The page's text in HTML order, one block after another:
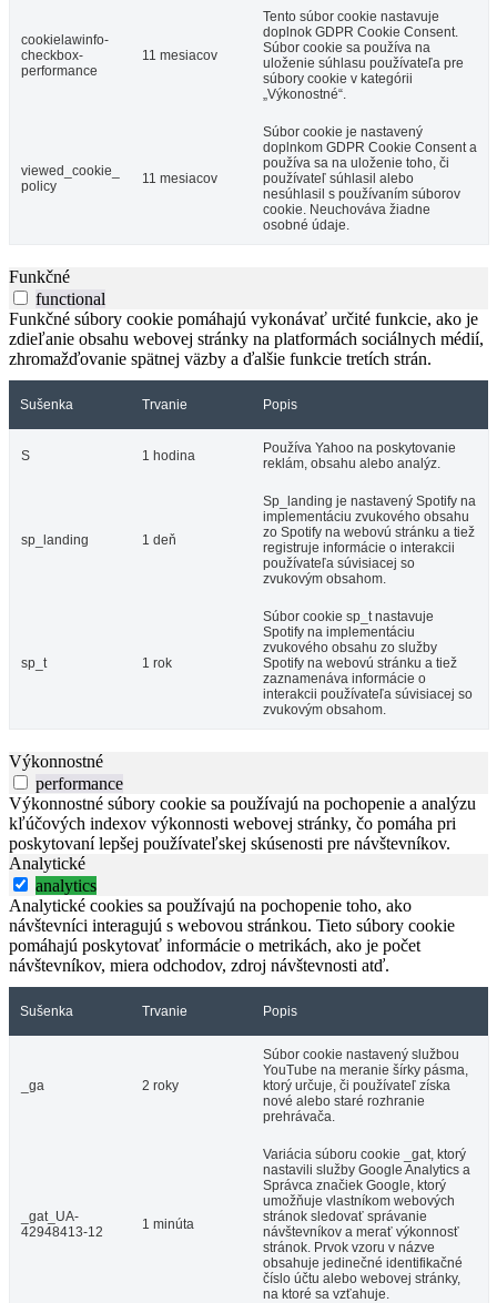
cookielawinfo-
checkbox-
performance
11 mesiacov
Tento súbor cookie nastavuje
doplnok GDPR Cookie Consent.
Súbor cookie sa používa na
uloženie súhlasu používateľa pre
súbory cookie v kategórii
„Výkonostné“.
viewed_cookie_
policy
11 mesiacov
Súbor cookie je nastavený
doplnkom GDPR Cookie Consent a
používa sa na uloženie toho, či
používateľ súhlasil alebo
nesúhlasil s používaním súborov
cookie. Neuchováva žiadne
osobné údaje.
Funkčné
functional
Funkčné súbory cookie pomáhajú vykonávať určité funkcie, ako je
zdieľanie obsahu webovej stránky na platformách sociálnych médií,
zhromažďovanie spätnej väzby a ďalšie funkcie tretích strán.
Sušenka Trvanie Popis
S 1 hodina
Používa Yahoo na poskytovanie
reklám, obsahu alebo analýz.
sp_landing 1 deň
Sp_landing je nastavený Spotify na
implementáciu zvukového obsahu
zo Spotify na webovú stránku a tiež
registruje informácie o interakcii
používateľa súvisiacej so
zvukovým obsahom.
sp_t 1 rok
Súbor cookie sp_t nastavuje
Spotify na implementáciu
zvukového obsahu zo služby
Spotify na webovú stránku a tiež
zaznamenáva informácie o
interakcii používateľa súvisiacej so
zvukovým obsahom.
Výkonnostné
performance
Výkonnostné súbory cookie sa používajú na pochopenie a analýzu
kľúčových indexov výkonnosti webovej stránky, čo pomáha pri
poskytovaní lepšej používateľskej skúsenosti pre návštevníkov.
Analytické
analytics
Analytické cookies sa používajú na pochopenie toho, ako
návštevníci interagujú s webovou stránkou. Tieto súbory cookie
pomáhajú poskytovať informácie o metrikách, ako je počet
návštevníkov, miera odchodov, zdroj návštevnosti atď.
Sušenka Trvanie Popis
_ga 2 roky
Súbor cookie nastavený službou
YouTube na meranie šírky pásma,
ktorý určuje, či používateľ získa
nové alebo staré rozhranie
prehrávača.
_gat_UA-
42948413-12
1 minúta
Variácia súboru cookie _gat, ktorý
nastavili služby Google Analytics a
Správca značiek Google, ktorý
umožňuje vlastníkom webových
stránok sledovať správanie
návštevníkov a merať výkonnosť
stránok. Prvok vzoru v názve
obsahuje jedinečné identifikačné
číslo účtu alebo webovej stránky,
na ktoré sa vzťahuje.